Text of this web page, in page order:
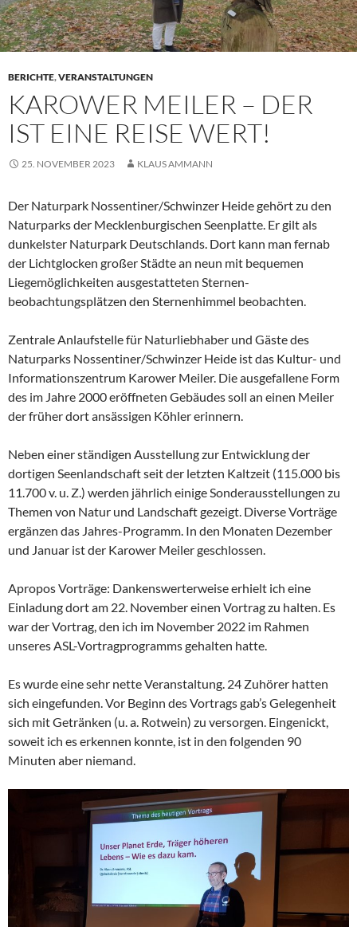
BERICHTE,VERANSTALTUNGEN
KAROWER MEILER – DER
IST EINE REISE WERT!
25. NOVEMBER 2023 KLAUS AMMANN
Der Naturpark Nossentiner/Schwinzer Heide gehört zu den
Naturparks der Mecklenburgischen Seenplatte. Er gilt als
dunkelster Naturpark Deutschlands. Dort kann man fernab
der Lichtglocken großer Städte an neun mit bequemen
Liegemöglichkeiten ausgestatteten Sternen-
beobachtungsplätzen den Sternenhimmel beobachten.
Zentrale Anlaufstelle für Naturliebhaber und Gäste des
Naturparks Nossentiner/Schwinzer Heide ist das Kultur- und
Informationszentrum Karower Meiler. Die ausgefallene Form
des im Jahre 2000 eröffneten Gebäudes soll an einen Meiler
der früher dort ansässigen Köhler erinnern.
Neben einer ständigen Ausstellung zur Entwicklung der
dortigen Seenlandschaft seit der letzten Kaltzeit (115.000 bis
11.700 v. u. Z.) werden jährlich einige Sonderausstellungen zu
Themen von Natur und Landschaft gezeigt. Diverse Vorträge
ergänzen das Jahres-Programm. In den Monaten Dezember
und Januar ist der Karower Meiler geschlossen.
Apropos Vorträge: Dankenswerterweise erhielt ich eine
Einladung dort am 22. November einen Vortrag zu halten. Es
war der Vortrag, den ich im November 2022 im Rahmen
unseres ASL-Vortragprogramms gehalten hatte.
Es wurde eine sehr nette Veranstaltung. 24 Zuhörer hatten
sich eingefunden. Vor Beginn des Vortrags gab’s Gelegenheit
sich mit Getränken (u. a. Rotwein) zu versorgen. Eingenickt,
soweit ich es erkennen konnte, ist in den folgenden 90
Minuten aber niemand.